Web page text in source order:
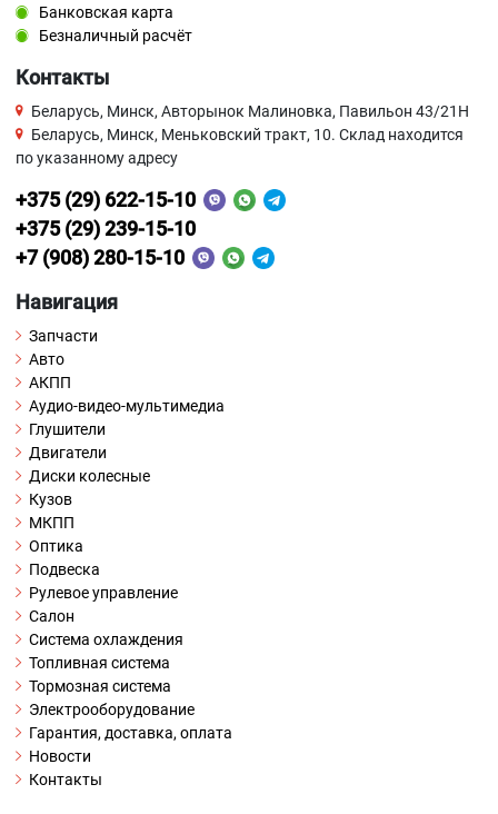
Банковская карта
Безналичный расчёт
Контакты
Беларусь, Минск, Авторынок Малиновка, Павильон 43/21Н
Беларусь, Минск, Меньковский тракт, 10. Склад находится
по указанному адресу
+375 (29) 622-15-10
+375 (29) 239-15-10
+7 (908) 280-15-10
Навигация
Запчасти
Авто
АКПП
Аудио-видео-мультимедиа
Глушители
Двигатели
Диски колесные
Кузов
МКПП
Оптика
Подвеска
Рулевое управление
Салон
Система охлаждения
Топливная система
Тормозная система
Электрооборудование
Гарантия, доставка, оплата
Новости
Контакты